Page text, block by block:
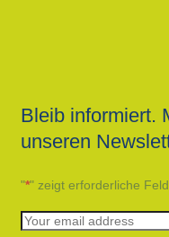
Bleib informiert.
unseren
"*" zeigt erforderliche